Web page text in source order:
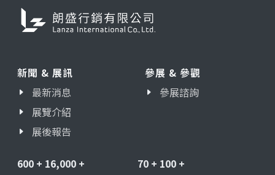
新聞 & 展訊
最新消息
展覽介紹
展後報告
參展 & 參觀
參展諮詢
600 + 16,000 + 70 + 100 +